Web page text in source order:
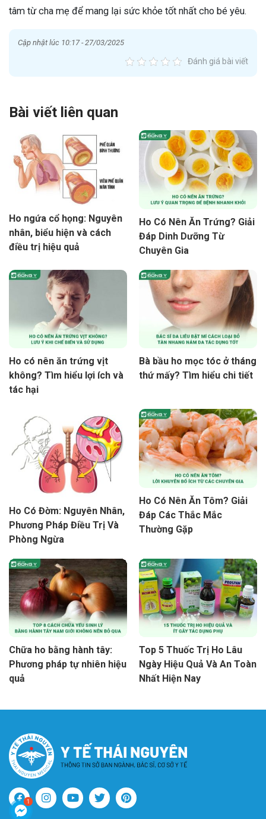
tâm từ cha mẹ để mang lại sức khỏe tốt nhất cho bé yêu.
Cập nhật lúc 10:17 - 27/03/2025
Đánh giá bài viết
Bài viết liên quan
Ho ngứa cổ họng: Nguyên
nhân, biểu hiện và cách
điều trị hiệu quả
Ho Có Nên Ăn Trứng? Giải
Đáp Dinh Dưỡng Từ
Chuyên Gia
Ho có nên ăn trứng vịt
không? Tìm hiểu lợi ích và
tác hại
Bà bầu ho mọc tóc ở tháng
thứ mấy? Tìm hiểu chi tiết
Ho Có Đờm: Nguyên Nhân,
Phương Pháp Điều Trị Và
Phòng Ngừa
Ho Có Nên Ăn Tôm? Giải
Đáp Các Thắc Mắc
Thường Gặp
Chữa ho bằng hành tây:
Phương pháp tự nhiên hiệu
quả
Top 5 Thuốc Trị Ho Lâu
Ngày Hiệu Quả Và An Toàn
Nhất Hiện Nay